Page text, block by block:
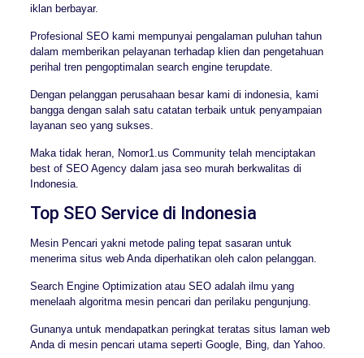
iklan berbayar.
Profesional SEO kami mempunyai pengalaman puluhan tahun
dalam memberikan pelayanan terhadap klien dan pengetahuan
perihal tren pengoptimalan search engine terupdate.
Dengan pelanggan perusahaan besar kami di indonesia, kami
bangga dengan salah satu catatan terbaik untuk penyampaian
layanan seo yang sukses.
Maka tidak heran, Nomor1.us Community telah menciptakan
best of SEO Agency dalam jasa seo murah berkwalitas di
Indonesia.
Top SEO Service di Indonesia
Mesin Pencari yakni metode paling tepat sasaran untuk
menerima situs web Anda diperhatikan oleh calon pelanggan.
Search Engine Optimization atau SEO adalah ilmu yang
menelaah algoritma mesin pencari dan perilaku pengunjung.
Gunanya untuk mendapatkan peringkat teratas situs laman web
Anda di mesin pencari utama seperti Google, Bing, dan Yahoo.